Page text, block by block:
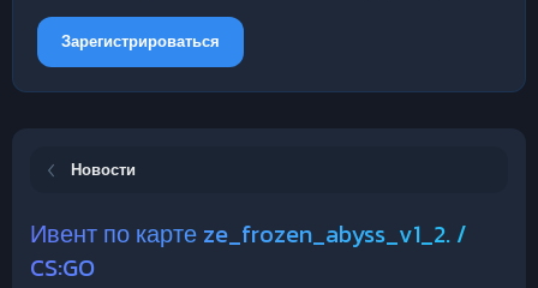
Зарегистрироваться
Новости
Ивент по карте ze_frozen_abyss_v1_2. /
CS:GO